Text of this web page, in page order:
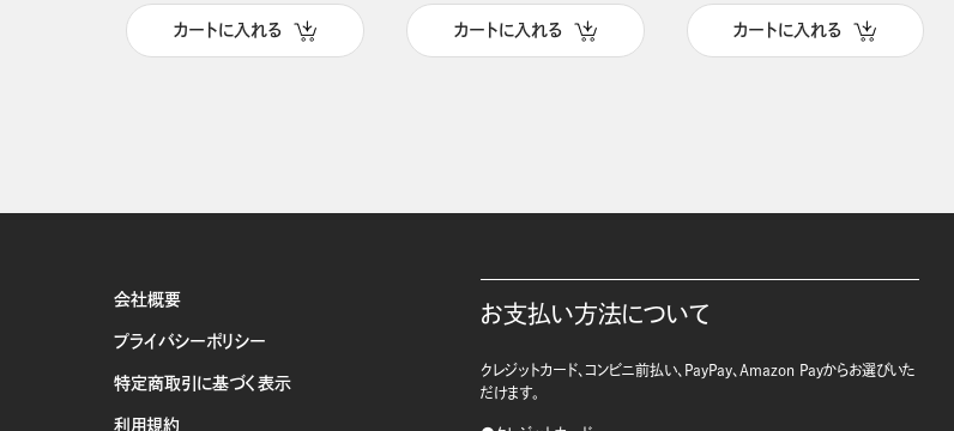
カートに入れる カートに入れる カートに入れる
会社概要
プライバシーポリシー
特定商取引に基づく表示
利用規約
お支払い方法について
クレジットカード、コンビニ前払い、PayPay、Amazon Payからお選びいた
だけます。